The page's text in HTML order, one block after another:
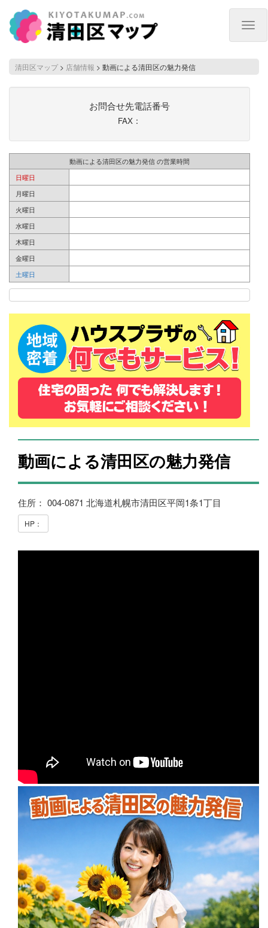
清田区マップ > 店舗情報 > 動画による清田区の魅力発信
お問合せ先電話番号
FAX：
動画による清田区の魅力発信 の営業時間
日曜日
月曜日
火曜日
水曜日
木曜日
金曜日
土曜日
動画による清田区の魅力発信
住所： 004-0871 北海道札幌市清田区平岡1条1丁目
HP：